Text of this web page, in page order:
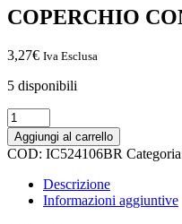
COPERCHIO
3,27€ Iva Esclusa
5 disponibili
COPERCHIO
CONTENITORE
TONDO
800
Aggiungi al carrello
COD: IC524106BR
Descrizione
Informazioni aggiuntive